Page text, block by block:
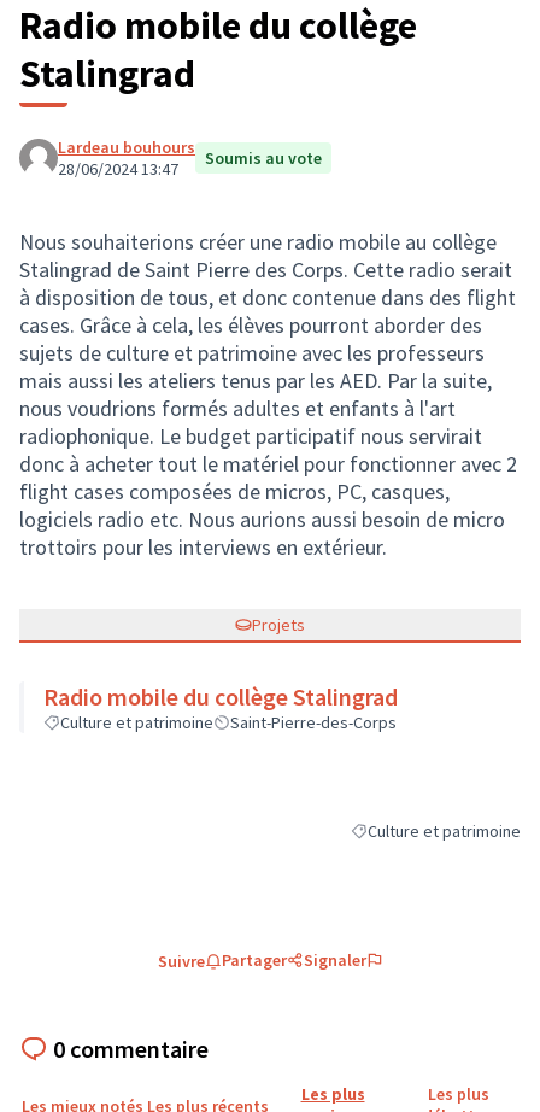
Radio mobile du collège
Stalingrad
Lardeau bouhours
28/06/2024 13:47
Soumis au vote
Nous souhaiterions créer une radio mobile au collège
Stalingrad de Saint Pierre des Corps. Cette radio serait
à disposition de tous, et donc contenue dans des flight
cases. Grâce à cela, les élèves pourront aborder des
sujets de culture et patrimoine avec les professeurs
mais aussi les ateliers tenus par les AED. Par la suite,
nous voudrions formés adultes et enfants à l'art
radiophonique. Le budget participatif nous servirait
donc à acheter tout le matériel pour fonctionner avec 2
flight cases composées de micros, PC, casques,
logiciels radio etc. Nous aurions aussi besoin de micro
trottoirs pour les interviews en extérieur.
Projets
Radio mobile du collège Stalingrad
Culture et patrimoine Saint-Pierre-des-Corps
Filtrer les résultats de la
Culture et patrimoine
Suivre Partager Signaler
0 commentaire
Les mieux notés Les plus récents
Les plus
Les plus